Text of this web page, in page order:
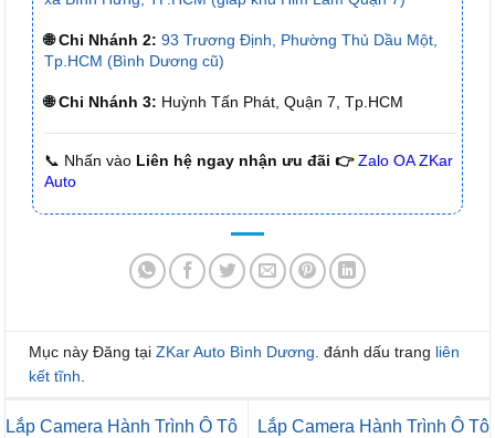
🌐 Chi Nhánh 2: 93 Trương Định, Phường Thủ Dầu Một,
Tp.HCM (Bình Dương cũ)
🌐 Chi Nhánh 3: Huỳnh Tấn Phát, Quận 7, Tp.HCM
📞 Nhấn vào Liên hệ ngay nhận ưu đãi 👉 Zalo OA ZKar
Auto
Mục này Đăng tại ZKar Auto Bình Dương . đánh dấu trang liên
kết tĩnh
Lắp Camera Hành Trình Ô Tô
Lắp Camera Hành Trình Ô Tô